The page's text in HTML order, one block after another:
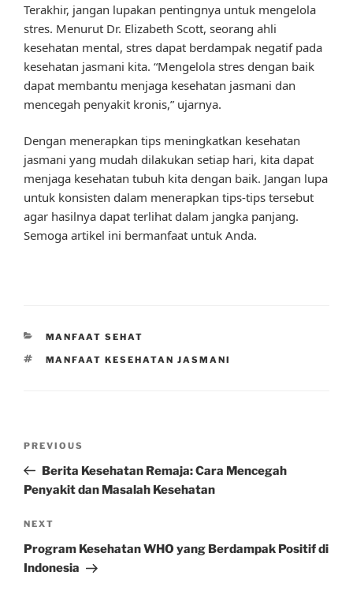
Terakhir, jangan lupakan pentingnya untuk mengelola
stres. Menurut Dr. Elizabeth Scott, seorang ahli
kesehatan mental, stres dapat berdampak negatif pada
kesehatan jasmani kita. “Mengelola stres dengan baik
dapat membantu menjaga kesehatan jasmani dan
mencegah penyakit kronis,” ujarnya.
Dengan menerapkan tips meningkatkan kesehatan
jasmani yang mudah dilakukan setiap hari, kita dapat
menjaga kesehatan tubuh kita dengan baik. Jangan lupa
untuk konsisten dalam menerapkan tips-tips tersebut
agar hasilnya dapat terlihat dalam jangka panjang.
Semoga artikel ini bermanfaat untuk Anda.
CATEGORIES
MANFAAT SEHAT
TAGS
MANFAAT KESEHATAN JASMANI
Previous
Post
PREVIOUS
Berita Kesehatan Remaja: Cara Mencegah
Penyakit dan Masalah Kesehatan
Next
Post
NEXT
Program Kesehatan WHO yang Berdampak Positif di
Indonesia